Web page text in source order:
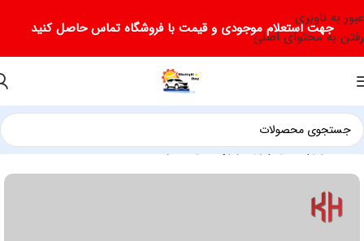
عبور به ناوبری
رفتن به محتوای اصلی
جهت استعلام موجودی و قیمت با فروشگاه تماس حاصل کنید
خانه لوازم یدکی چری لوازم یدکی تیگو 5